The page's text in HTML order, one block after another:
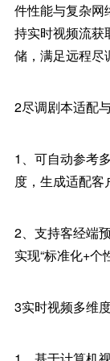
件性能与复杂网
持实时视频流获
储，满足远程尽
2尽调剧本适配
1、可自动参考
度，生成适配客
2、支持客经端
实现“标准化+个
3实时视频多维